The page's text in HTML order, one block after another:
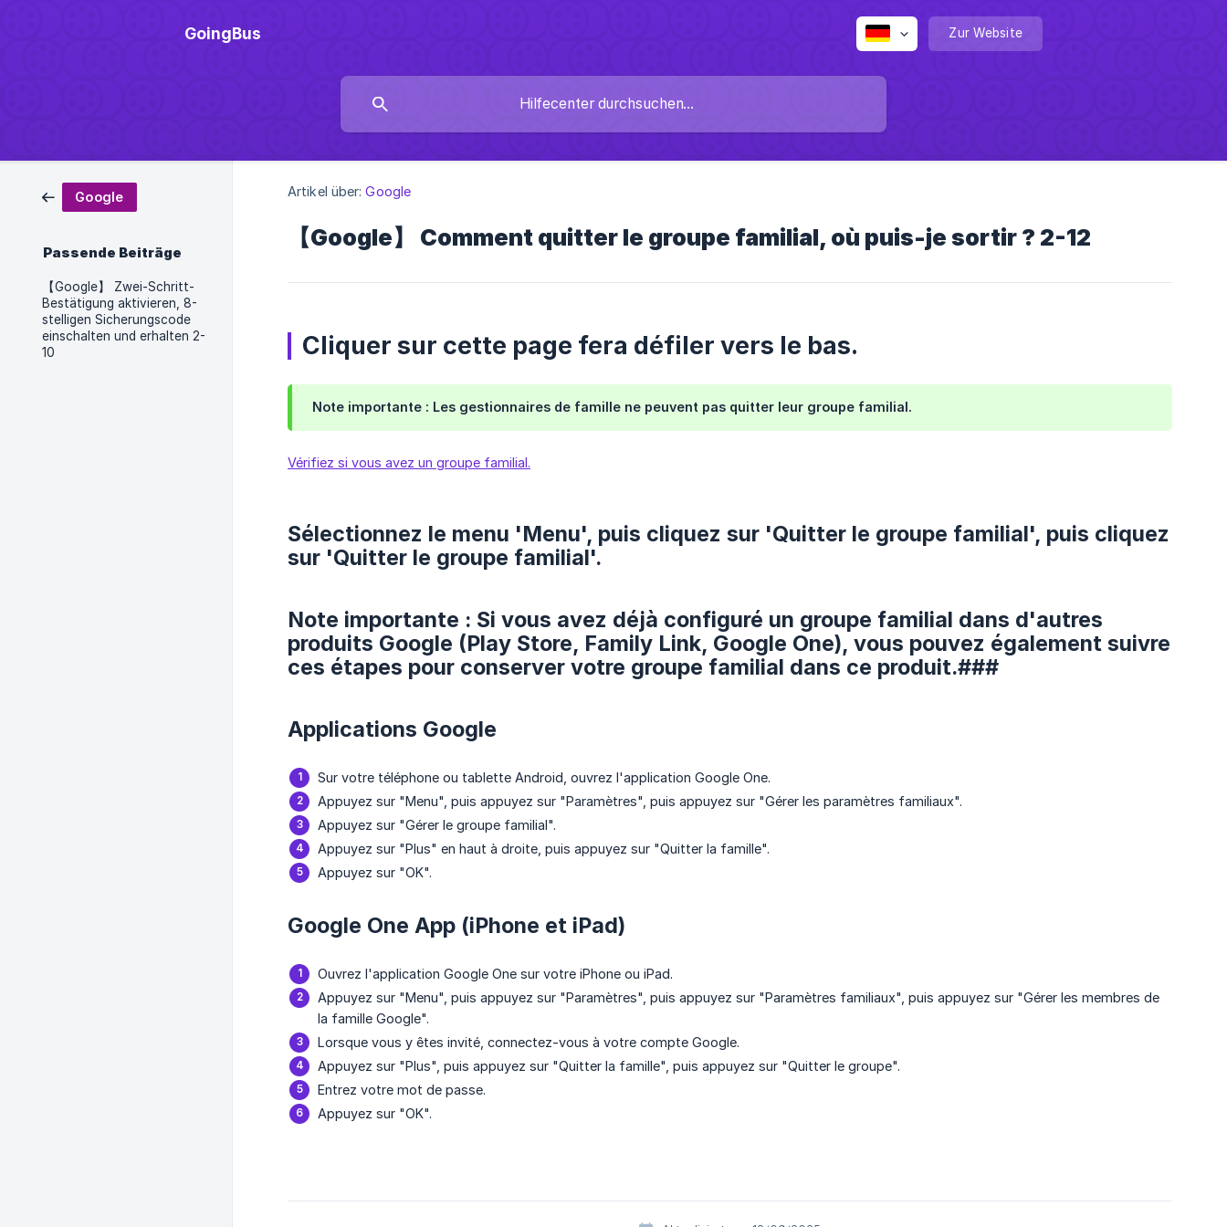
GoingBus Zur Website
Google
Passende Beiträge
【Google】 Zwei-Schritt-
Bestätigung aktivieren, 8-
stelligen Sicherungscode
einschalten und erhalten 2-
10
Artikel über: Google
【Google】 Comment quitter le groupe familial, où puis-je sortir ? 2-12
Cliquer sur cette page fera défiler vers le bas.
Note importante : Les gestionnaires de famille ne peuvent pas quitter leur groupe familial.
Vérifiez si vous avez un groupe familial.
Sélectionnez le menu 'Menu', puis cliquez sur 'Quitter le groupe familial', puis cliquez
sur 'Quitter le groupe familial'.
Note importante : Si vous avez déjà configuré un groupe familial dans d'autres
produits Google (Play Store, Family Link, Google One), vous pouvez également suivre
ces étapes pour conserver votre groupe familial dans ce produit.###
Applications Google
Sur votre téléphone ou tablette Android, ouvrez l'application Google One.
Appuyez sur "Menu", puis appuyez sur "Paramètres", puis appuyez sur "Gérer les paramètres familiaux".
Appuyez sur "Gérer le groupe familial".
Appuyez sur "Plus" en haut à droite, puis appuyez sur "Quitter la famille".
Appuyez sur "OK".
Google One App (iPhone et iPad)
Ouvrez l'application Google One sur votre iPhone ou iPad.
Appuyez sur "Menu", puis appuyez sur "Paramètres", puis appuyez sur "Paramètres familiaux", puis appuyez sur "Gérer les membres de
la famille Google".
Lorsque vous y êtes invité, connectez-vous à votre compte Google.
Appuyez sur "Plus", puis appuyez sur "Quitter la famille", puis appuyez sur "Quitter le groupe".
Entrez votre mot de passe.
Appuyez sur "OK".